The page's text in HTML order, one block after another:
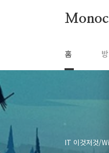
홈
IT 이것저것/